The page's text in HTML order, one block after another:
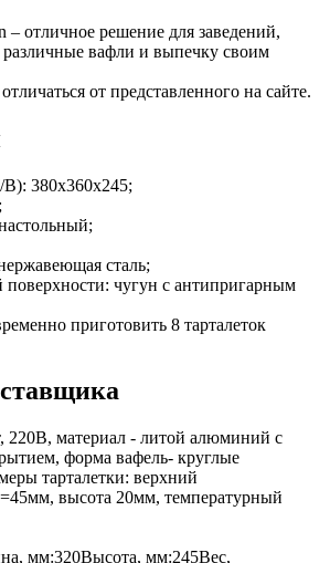
отличное решение для заведений,
различные вафли и выпечку своим
от представленного на сайте.
380x360x245;
сталь;
поверхности: чугун с антипригарным
приготовить 8 тарталеток
220В, материал - литой алюминий с
форма вафель- круглые
тарталетки: верхний
высота 20мм, температурный
мм:320Высота, мм:245Вес,